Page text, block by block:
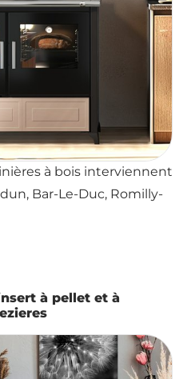
à bois interviennent
Bar-Le-Duc, Romilly-
à pellet et à